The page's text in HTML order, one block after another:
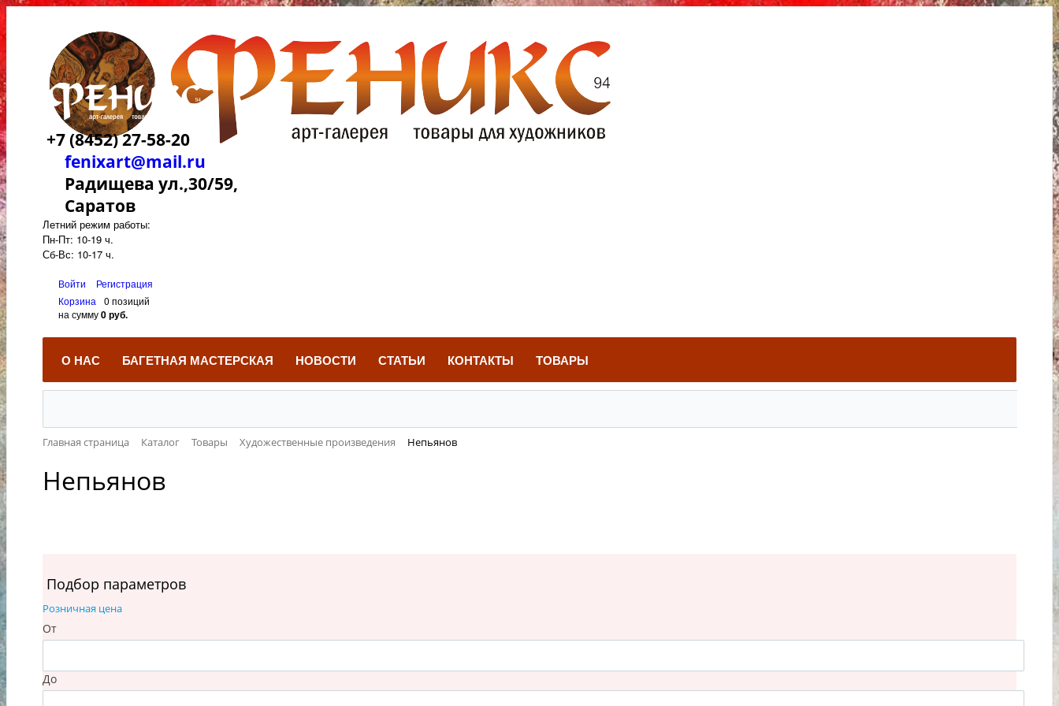
+7 (8452) 27-58-20
fenixart@mail.ru
Радищева ул.,30/59,
Саратов
Летний режим работы:
Пн-Пт: 10-19 ч.
Сб-Вс: 10-17 ч.
Войти
Регистрация
Корзина
0 позиций
на сумму0 руб.
О НАС БАГЕТНАЯ МАСТЕРСКАЯ НОВОСТИ СТАТЬИ КОНТАКТЫ ТОВАРЫ
Главная страница Каталог Товары Художественные произведения Непьянов
Непьянов
Подбор параметров
Розничная цена
От
До